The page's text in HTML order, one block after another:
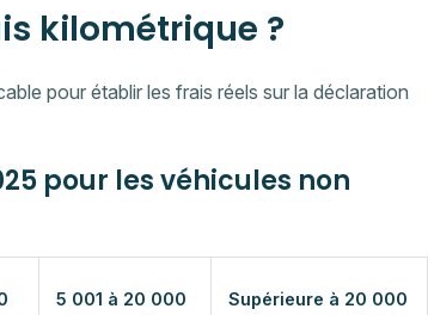
kilométrique ?
pour établir les frais réels sur la déclaration
pour les véhicules non
5 001 à 20 000
Supérieure à 20 000